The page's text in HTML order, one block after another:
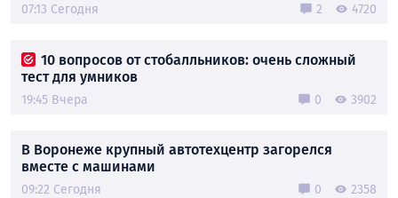
07:13 Сегодня 2 4720
10 вопросов от стобалльников: очень сложный
тест для умников
19:45 Вчера 0 3902
В Воронеже крупный автотехцентр загорелся
вместе с машинами
09:22 Сегодня 0 2358